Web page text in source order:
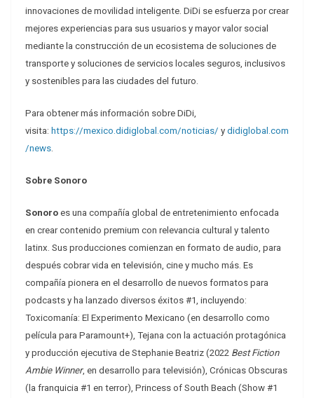
innovaciones de movilidad inteligente. DiDi se esfuerza por crear
mejores experiencias para sus usuarios y mayor valor social
mediante la construcción de un ecosistema de soluciones de
transporte y soluciones de servicios locales seguros, inclusivos
y sostenibles para las ciudades del futuro.
Para obtener más información sobre DiDi,
visita: https://mexico.didiglobal.com/noticias/ y didiglobal.com
/news.
Sobre Sonoro
Sonoro es una compañía global de entretenimiento enfocada
en crear contenido premium con relevancia cultural y talento
latinx. Sus producciones comienzan en formato de audio, para
después cobrar vida en televisión, cine y mucho más. Es
compañía pionera en el desarrollo de nuevos formatos para
podcasts y ha lanzado diversos éxitos #1, incluyendo:
Toxicomanía: El Experimento Mexicano (en desarrollo como
película para Paramount+), Tejana con la actuación protagónica
y producción ejecutiva de Stephanie Beatriz (2022 Best Fiction
Ambie Winner, en desarrollo para televisión), Crónicas Obscuras
(la franquicia #1 en terror), Princess of South Beach (Show #1